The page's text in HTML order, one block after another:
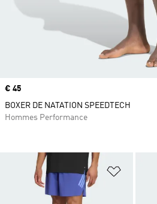
Prix
€ 45
BOXER DE NATATION SPEEDTECH
Hommes Performance